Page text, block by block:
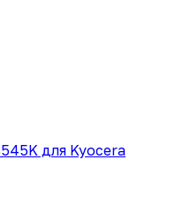
для Kyocera